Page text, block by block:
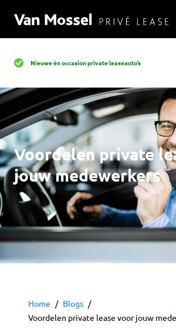
Nieuwe én occasion private leaseauto’s
Voordelen private
jouw medewerkers
Home
Blogs
Voordelen private lease voor jouw